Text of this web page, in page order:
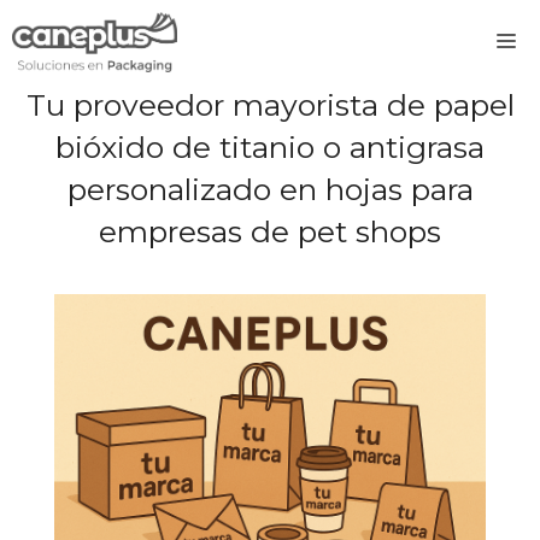
al
Tu proveedor mayorista de papel
bióxido de titanio o antigrasa
personalizado en hojas para
empresas de pet shops